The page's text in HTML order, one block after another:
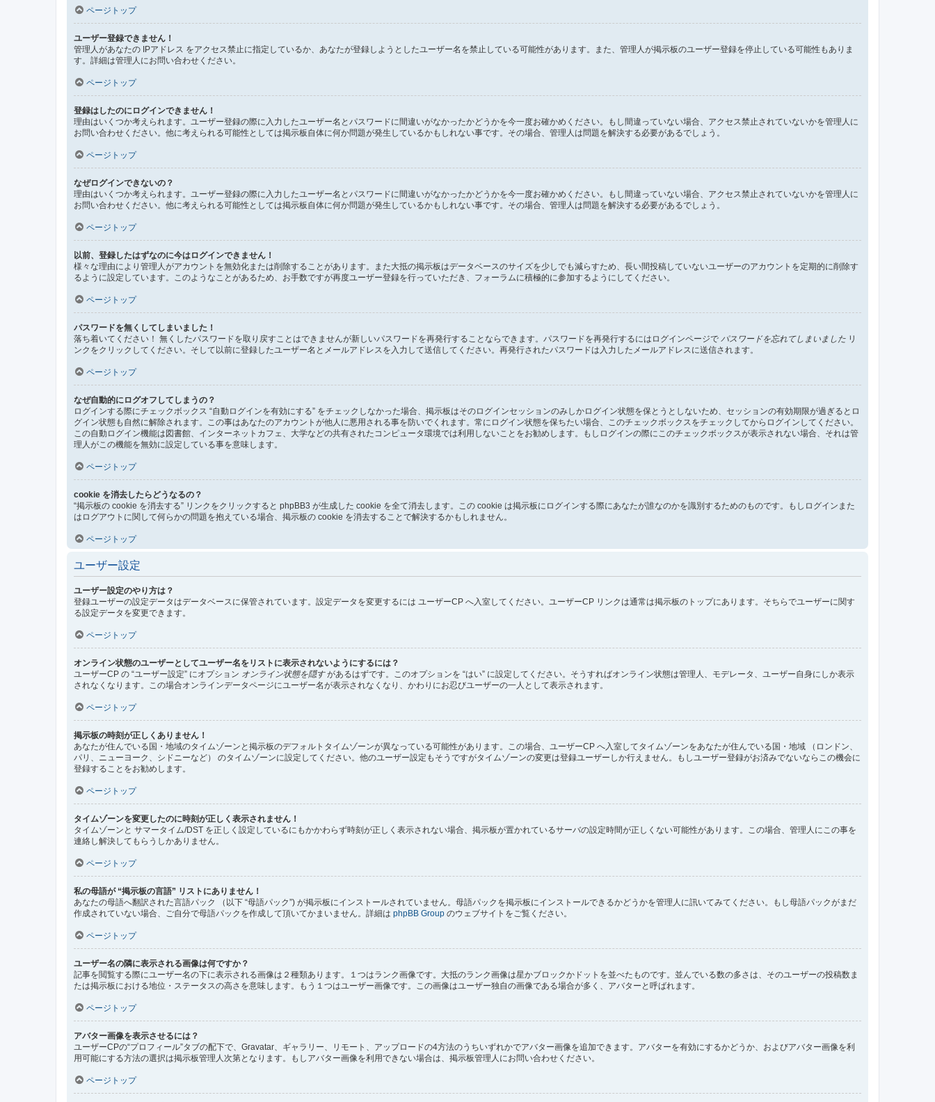
ページトップ
ユーザー登録できません！
管理人があなたの IPアドレス をアクセス禁止に指定しているか、あなたが登録しようとしたユーザー名を禁止している可能性があります。また、管理人が掲示板のユーザー登録を停止している可能性もありま
す。詳細は管理人にお問い合わせください。
ページトップ
登録はしたのにログインできません！
理由はいくつか考えられます。ユーザー登録の際に入力したユーザー名とパスワードに間違いがなかったかどうかを今一度お確かめください。もし間違っていない場合、アクセス禁止されていないかを管理人に
お問い合わせください。他に考えられる可能性としては掲示板自体に何か問題が発生しているかもしれない事です。その場合、管理人は問題を解決する必要があるでしょう。
ページトップ
なぜログインできないの？
理由はいくつか考えられます。ユーザー登録の際に入力したユーザー名とパスワードに間違いがなかったかどうかを今一度お確かめください。もし間違っていない場合、アクセス禁止されていないかを管理人に
お問い合わせください。他に考えられる可能性としては掲示板自体に何か問題が発生しているかもしれない事です。その場合、管理人は問題を解決する必要があるでしょう。
ページトップ
以前、登録したはずなのに今はログインできません！
様々な理由により管理人がアカウントを無効化または削除することがあります。また大抵の掲示板はデータベースのサイズを少しでも減らすため、長い間投稿していないユーザーのアカウントを定期的に削除す
るように設定しています。このようなことがあるため、お手数ですが再度ユーザー登録を行っていただき、フォーラムに積極的に参加するようにしてください。
ページトップ
パスワードを無くしてしまいました！
落ち着いてください！ 無くしたパスワードを取り戻すことはできませんが新しいパスワードを再発行することならできます。パスワードを再発行するにはログインページで パスワードを忘れてしまいました リ
ンクをクリックしてください。そして以前に登録したユーザー名とメールアドレスを入力して送信してください。再発行されたパスワードは入力したメールアドレスに送信されます。
ページトップ
なぜ自動的にログオフしてしまうの？
ログインする際にチェックボックス “自動ログインを有効にする” をチェックしなかった場合、掲示板はそのログインセッションのみしかログイン状態を保とうとしないため、セッションの有効期限が過ぎるとロ
グイン状態も自然に解除されます。この事はあなたのアカウントが他人に悪用される事を防いでくれます。常にログイン状態を保ちたい場合、このチェックボックスをチェックしてからログインしてください。
この自動ログイン機能は図書館、インターネットカフェ、大学などの共有されたコンピュータ環境では利用しないことをお勧めします。もしログインの際にこのチェックボックスが表示されない場合、それは管
理人がこの機能を無効に設定している事を意味します。
ページトップ
cookie を消去したらどうなるの？
“掲示板の cookie を消去する” リンクをクリックすると phpBB3 が生成した cookie を全て消去します。この cookie は掲示板にログインする際にあなたが誰なのかを識別するためのものです。もしログインまた
はログアウトに関して何らかの問題を抱えている場合、掲示板の cookie を消去することで解決するかもしれません。
ページトップ
ユーザー設定
ユーザー設定のやり方は？
登録ユーザーの設定データはデータベースに保管されています。設定データを変更するには ユーザーCP へ入室してください。ユーザーCP リンクは通常は掲示板のトップにあります。そちらでユーザーに関す
る設定データを変更できます。
ページトップ
オンライン状態のユーザーとしてユーザー名をリストに表示されないようにするには？
ユーザーCP の “ユーザー設定” にオプション オンライン状態を隠すがあるはずです。このオプションを “はい” に設定してください。そうすればオンライン状態は管理人、モデレータ、ユーザー自身にしか表示
されなくなります。この場合オンラインデータページにユーザー名が表示されなくなり、かわりにお忍びユーザーの一人として表示されます。
ページトップ
掲示板の時刻が正しくありません！
あなたが住んでいる国・地域のタイムゾーンと掲示板のデフォルトタイムゾーンが異なっている可能性があります。この場合、ユーザーCP へ入室してタイムゾーンをあなたが住んでいる国・地域 （ロンドン、
パリ、ニューヨーク、シドニーなど） のタイムゾーンに設定してください。他のユーザー設定もそうですがタイムゾーンの変更は登録ユーザーしか行えません。もしユーザー登録がお済みでないならこの機会に
登録することをお勧めします。
ページトップ
タイムゾーンを変更したのに時刻が正しく表示されません！
タイムゾーンと サマータイム/DST を正しく設定しているにもかかわらず時刻が正しく表示されない場合、掲示板が置かれているサーバの設定時間が正しくない可能性があります。この場合、管理人にこの事を
連絡し解決してもらうしかありません。
ページトップ
私の母語が “掲示板の言語” リストにありません！
あなたの母語へ翻訳された言語パック （以下 “母語パック”) が掲示板にインストールされていません。母語パックを掲示板にインストールできるかどうかを管理人に訊いてみてください。もし母語パックがまだ
作成されていない場合、ご自分で母語パックを作成して頂いてかまいません。詳細は phpBB Group のウェブサイトをご覧ください。
ページトップ
ユーザー名の隣に表示される画像は何ですか？
記事を閲覧する際にユーザー名の下に表示される画像は２種類あります。１つはランク画像です。大抵のランク画像は星かブロックかドットを並べたものです。並んでいる数の多さは、そのユーザーの投稿数ま
たは掲示板における地位・ステータスの高さを意味します。もう１つはユーザー画像です。この画像はユーザー独自の画像である場合が多く、アバターと呼ばれます。
ページトップ
アバター画像を表示させるには？
ユーザーCPの“プロフィール”タブの配下で、Gravatar、ギャラリー、リモート、アップロードの4方法のうちいずれかでアバター画像を追加できます。アバターを有効にするかどうか、およびアバター画像を利
用可能にする方法の選択は掲示板管理人次第となります。もしアバター画像を利用できない場合は、掲示板管理人にお問い合わせください。
ページトップ